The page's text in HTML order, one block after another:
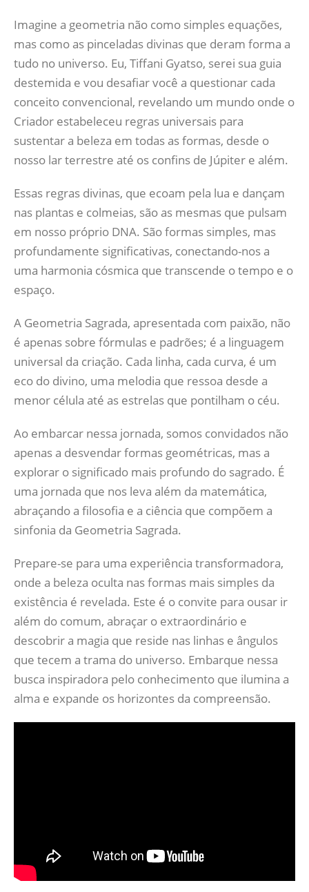
Imagine a geometria não como simples equações,
mas como as pinceladas divinas que deram forma a
tudo no universo. Eu, Tiffani Gyatso, serei sua guia
destemida e vou desafiar você a questionar cada
conceito convencional, revelando um mundo onde o
Criador estabeleceu regras universais para
sustentar a beleza em todas as formas, desde o
nosso lar terrestre até os confins de Júpiter e além.
Essas regras divinas, que ecoam pela lua e dançam
nas plantas e colmeias, são as mesmas que pulsam
em nosso próprio DNA. São formas simples, mas
profundamente significativas, conectando-nos a
uma harmonia cósmica que transcende o tempo e o
espaço.
A Geometria Sagrada, apresentada com paixão, não
é apenas sobre fórmulas e padrões; é a linguagem
universal da criação. Cada linha, cada curva, é um
eco do divino, uma melodia que ressoa desde a
menor célula até as estrelas que pontilham o céu.
Ao embarcar nessa jornada, somos convidados não
apenas a desvendar formas geométricas, mas a
explorar o significado mais profundo do sagrado. É
uma jornada que nos leva além da matemática,
abraçando a filosofia e a ciência que compõem a
sinfonia da Geometria Sagrada.
Prepare-se para uma experiência transformadora,
onde a beleza oculta nas formas mais simples da
existência é revelada. Este é o convite para ousar ir
além do comum, abraçar o extraordinário e
descobrir a magia que reside nas linhas e ângulos
que tecem a trama do universo. Embarque nessa
busca inspiradora pelo conhecimento que ilumina a
alma e expande os horizontes da compreensão.